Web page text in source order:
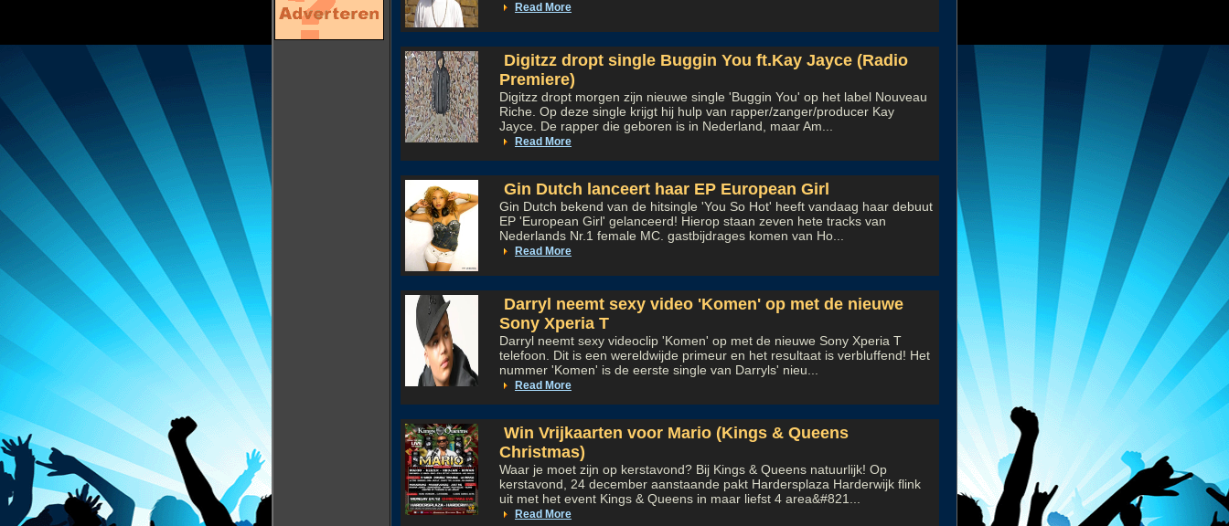
Read More
Digitzz dropt single Buggin You ft.Kay Jayce (Radio
Premiere)
Digitzz dropt morgen zijn nieuwe single 'Buggin You' op het label Nouveau
Riche. Op deze single krijgt hij hulp van rapper/zanger/producer Kay
Jayce. De rapper die geboren is in Nederland, maar Am...
Read More
Gin Dutch lanceert haar EP European Girl
Gin Dutch bekend van de hitsingle 'You So Hot' heeft vandaag haar debuut
EP 'European Girl' gelanceerd! Hierop staan zeven hete tracks van
Nederlands Nr.1 female MC. gastbijdrages komen van Ho...
Read More
Darryl neemt sexy video 'Komen' op met de nieuwe
Sony Xperia T
Darryl neemt sexy videoclip 'Komen' op met de nieuwe Sony Xperia T
telefoon. Dit is een wereldwijde primeur en het resultaat is verbluffend! Het
nummer 'Komen' is de eerste single van Darryls' nieu...
Read More
Win Vrijkaarten voor Mario (Kings & Queens
Christmas)
Waar je moet zijn op kerstavond? Bij Kings & Queens natuurlijk! Op
kerstavond, 24 december aanstaande pakt Hardersplaza Harderwijk flink
uit met het event Kings & Queens in maar liefst 4 area&#821...
Read More